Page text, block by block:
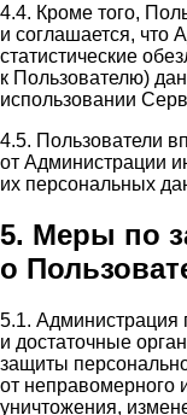
4.4. Кроме того,
и соглашается, что
статистические
к Пользователю)
использовании
4.5. Пользователи
от Администрации
их персональных
5. Меры по
о
5.1. Администрация
и достаточные
защиты
от неправомерного
уничтожения,